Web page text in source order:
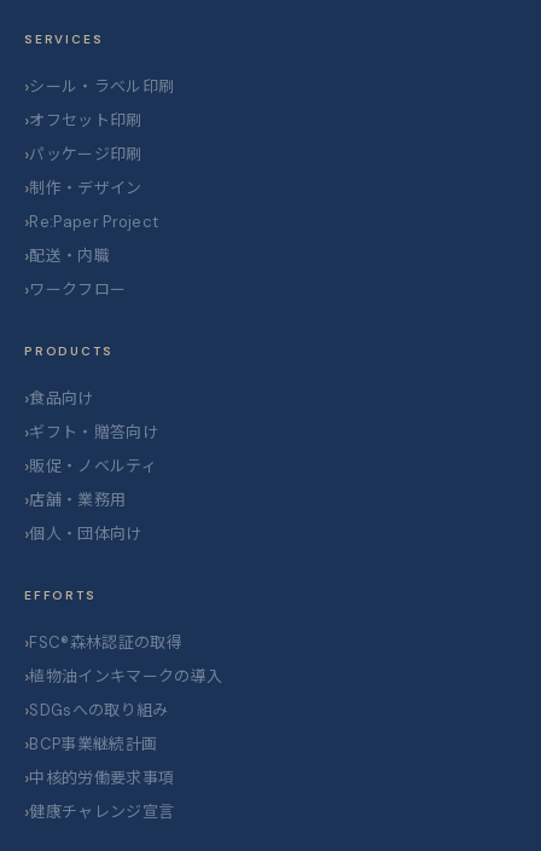
SERVICES
シール・ラベル印刷
オフセット印刷
パッケージ印刷
制作・デザイン
Re:Paper Project
配送・内職
ワークフロー
PRODUCTS
食品向け
ギフト・贈答向け
販促・ノベルティ
店舗・業務用
個人・団体向け
EFFORTS
FSC®森林認証の取得
植物油インキマークの導入
SDGsへの取り組み
BCP事業継続計画
中核的労働要求事項
健康チャレンジ宣言